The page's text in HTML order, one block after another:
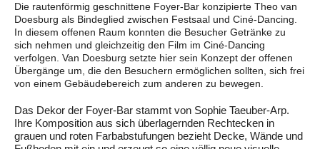
Die rautenförmig geschnittene Foyer-Bar konzipierte Theo van
Doesburg als Bindeglied zwischen Festsaal und Ciné-Dancing.
In diesem offenen Raum konnten die Besucher Getränke zu
sich nehmen und gleichzeitig den Film im Ciné-Dancing
verfolgen. Van Doesburg setzte hier sein Konzept der offenen
Übergänge um, die den Besuchern ermöglichen sollten, sich frei
von einem Gebäudebereich zum anderen zu bewegen.
Das Dekor der Foyer-Bar stammt von Sophie Taeuber-Arp.
Ihre Komposition aus sich überlagernden Rechtecken in
grauen und roten Farbabstufungen bezieht Decke, Wände und